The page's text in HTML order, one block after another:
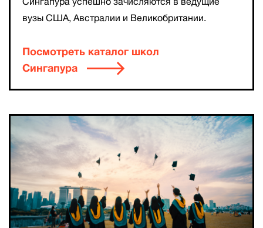
вузы США, Австралии и Великобритании.
Посмотреть каталог школ
Сингапура